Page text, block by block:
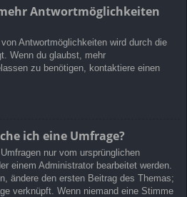
Antwortmöglichkeiten
Antwortmöglichkeiten wird durch die
Wenn du glaubst, mehr
zu benötigen, kontaktiere einen
ich eine Umfrage?
nur vom ursprünglichen
einem Administrator bearbeitet werden.
ändere den ersten Beitrag des Themas;
verknüpft. Wenn niemand eine Stimme